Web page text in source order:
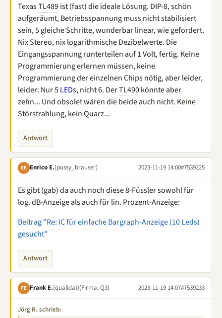
TexasTL489ist (fast) die ideale Lösung. DIP-8, schön
aufgeräumt, Betriebsspannung muss nicht stabilisiert
sein, 5 gleiche Schritte, wunderbar linear, wie gefordert.
Nix Stereo, nix logarithmische Dezibelwerte. Die
Eingangsspannung runterteilen auf 1 Volt, fertig. Keine
Programmierung erlernen müssen, keine
Programmierung der einzelnen Chips nötig, aber leider,
leider: Nur 5LEDs, nicht 6. DerTL490könnte aber
zehn... Und obsolet wären die beide auch nicht. Keine
Störstrahlung, kein Quarz...
Antwort
EE Enrico E.(pussy_brauser) 2023-11-19 14:00#7539225
Es gibt (gab) da auch noch diese 8-Füssler sowohl für
log. dB-Anzeige als auch für lin. Prozent-Anzeige:
Beitrag "Re: IC für einfache Bargraph-Anzeige (10 Leds)
gesucht"
Antwort
FE Frank E.(qualidat)(Firma: Q3) 2023-11-19 14:07#7539233
Jörg R. schrieb: